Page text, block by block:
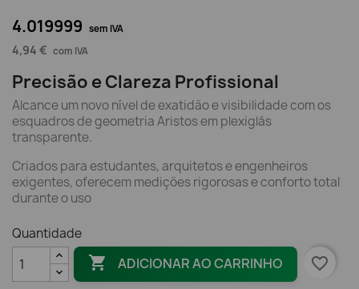
4.019999 sem IVA
4,94 € com IVA
Precisão e Clareza Profissional
Alcance um novo nível de exatidão e visibilidade com os
esquadros de geometria Aristos em plexiglás
transparente.
Criados para estudantes, arquitetos e engenheiros
exigentes, oferecem medições rigorosas e conforto total
durante o uso
Quantidade
 ADICIONAR AO CARRINHO favorite_border